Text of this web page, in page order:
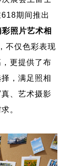
期间推出
照片艺术相
不仅色彩表现
更提供了布
，满足照相
、艺术摄影
。